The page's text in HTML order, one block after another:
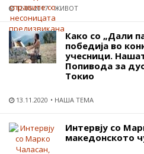
12.05.2017 ЖИВОТ
Како со „Дали
победија во
учесници.
Попивода за
Токио
13.11.2020 НАША ТЕМА
Интервју со
македонското